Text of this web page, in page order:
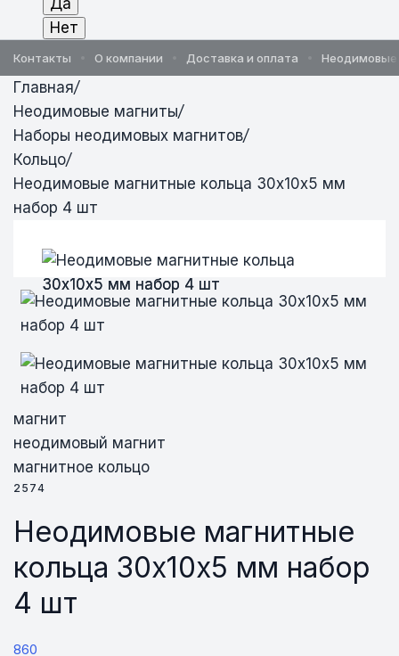
Контакты О компании Доставка и оплата
Главная/
Неодимовые магниты/
Наборы неодимовых магнитов/
Кольцо/
Неодимовые магнитные кольца 30х10х5 мм
набор 4 шт
мм набор 4 шт
мм набор 4 шт
мм набор 4 шт
магнит
неодимовый магнит
магнитное кольцо
2574
Неодимовые магнитные
кольца 30х10х5 мм набор
4 шт
860